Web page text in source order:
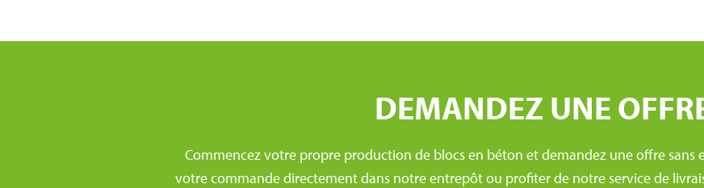
DEMANDEZ UNE
Commencez votre propre production de blocs en béton et demandez une offre sans
votre commande directement dans notre entrepôt ou profiter de notre service de